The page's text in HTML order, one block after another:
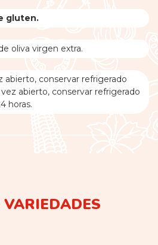
gluten.
oliva virgen extra.
abierto, conservar refrigerado
vez abierto, conservar refrigerado
horas.